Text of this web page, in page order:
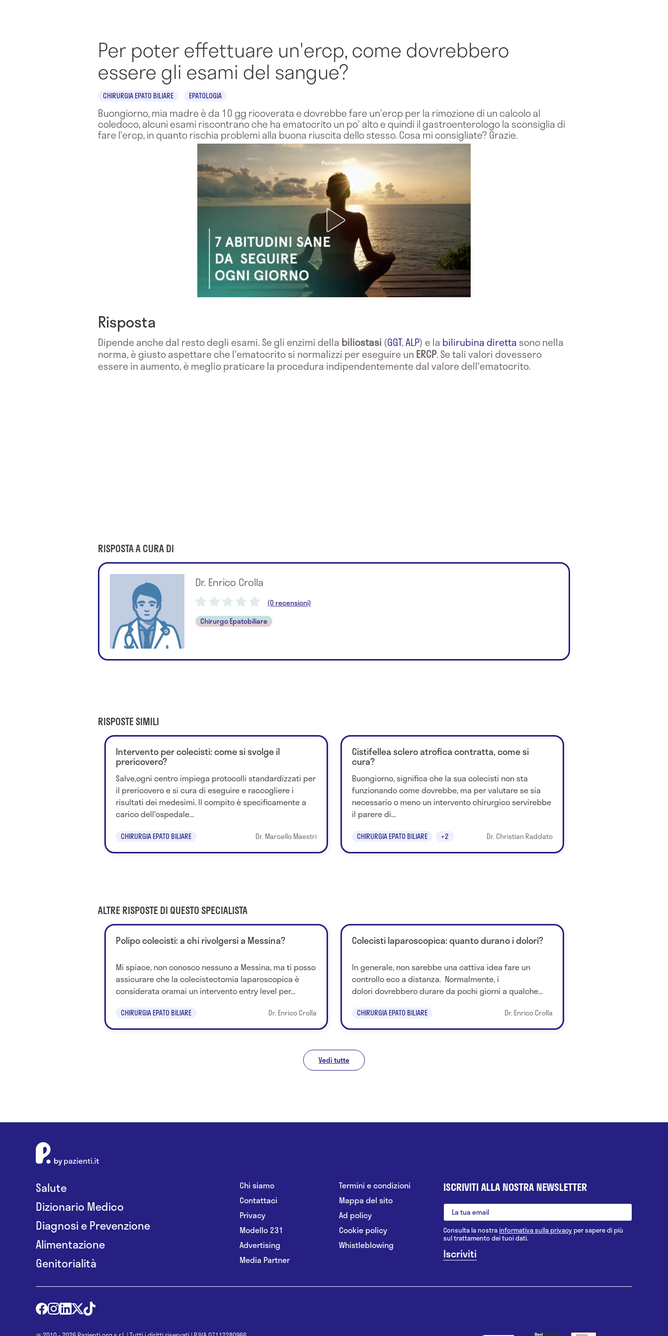
Per poter effettuare un'ercp, come dovrebbero
essere gli esami del sangue?
CHIRURGIA EPATO BILIARE EPATOLOGIA
Buongiorno, mia madre è da 10 gg ricoverata e dovrebbe fare un'ercp per la rimozione di un calcolo al
coledoco, alcuni esami riscontrano che ha ematocrito un po' alto e quindi il gastroenterologo la sconsiglia di
fare l'ercp, in quanto rischia problemi alla buona riuscita dello stesso. Cosa mi consigliate? Grazie.
Risposta
Dipende anche dal resto degli esami. Se gli enzimi della biliostasi (GGT,ALP) e la bilirubina diretta sono nella
norma, è giusto aspettare che l'ematocrito si normalizzi per eseguire un ERCP. Se tali valori dovessero
essere in aumento, è meglio praticare la procedura indipendentemente dal valore dell'ematocrito.
RISPOSTA A CURA DI
Dr. Enrico Crolla
(0 recensioni)
Chirurgo Epatobiliare
RISPOSTE SIMILI
Intervento per colecisti: come si svolge il
prericovero?
Salve,ogni centro impiega protocolli standardizzati per
il prericovero e si cura di eseguire e raccogliere i
risultati dei medesimi. Il compito è specificamente a
carico dell'ospedale...
CHIRURGIA EPATO BILIARE Dr. Marcello Maestri
Cistifellea sclero atrofica contratta, come si
cura?
Buongiorno, significa che la sua colecisti non sta
funzionando come dovrebbe, ma per valutare se sia
necessario o meno un intervento chirurgico servirebbe
il parere di...
CHIRURGIA EPATO BILIARE +2 Dr. Christian Raddato
ALTRE RISPOSTE DI QUESTO SPECIALISTA
Polipo colecisti: a chi rivolgersi a Messina?
Mi spiace, non conosco nessuno a Messina, ma ti posso
assicurare che la colecistectomia laparoscopica è
considerata oramai un intervento entry level per...
CHIRURGIA EPATO BILIARE Dr. Enrico Crolla
Colecisti laparoscopica: quanto durano i dolori?
In generale, non sarebbe una cattiva idea fare un
controllo eco a distanza. Normalmente, i
dolori dovrebbero durare da pochi giorni a qualche...
CHIRURGIA EPATO BILIARE Dr. Enrico Crolla
Vedi tutte
Salute
Dizionario Medico
Diagnosi e Prevenzione
Alimentazione
Genitorialità
Chi siamo
Contattaci
Privacy
Modello 231
Advertising
Media Partner
Termini e condizioni
Mappa del sito
Ad policy
Cookie policy
Whistleblowing
ISCRIVITI ALLA NOSTRA NEWSLETTER
Consulta la nostrainformativa sulla privacy per sapere di più
sul trattamento dei tuoi dati.